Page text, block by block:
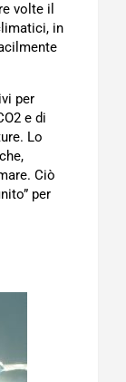
volte il
in
per
e di
Lo
Ciò
per